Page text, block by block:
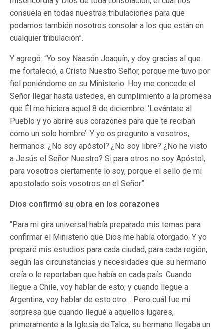
consuela en todas nuestras tribulaciones para que
podamos también nosotros consolar a los que están en
cualquier tribulación”.
Y agregó: “Yo soy Naasón Joaquín, y doy gracias al que
me fortaleció, a Cristo Nuestro Señor, porque me tuvo por
fiel poniéndome en su Ministerio. Hoy me concede el
Señor llegar hasta ustedes, en cumplimiento a la promesa
que Él me hiciera aquel 8 de diciembre: ‘Levántate al
Pueblo y yo abriré sus corazones para que te reciban
como un solo hombre’. Y yo os pregunto a vosotros,
hermanos: ¿No soy apóstol? ¿No soy libre? ¿No he visto
a Jesús el Señor Nuestro? Si para otros no soy Apóstol,
para vosotros ciertamente lo soy, porque el sello de mi
apostolado sois vosotros en el Señor”.
Dios confirmó su obra en los corazones
“Para mi gira universal había preparado mis temas para
confirmar el Ministerio que Dios me había otorgado. Y yo
preparé mis estudios para cada ciudad, para cada región,
según las circunstancias y necesidades que su hermano
creía o le reportaban que había en cada país. Cuando
llegue a Chile, voy hablar de esto; y cuando llegue a
Argentina, voy hablar de esto otro… Pero cuál fue mi
sorpresa que cuando llegué a aquellos lugares,
primeramente a la Iglesia de Talca, su hermano llegaba un